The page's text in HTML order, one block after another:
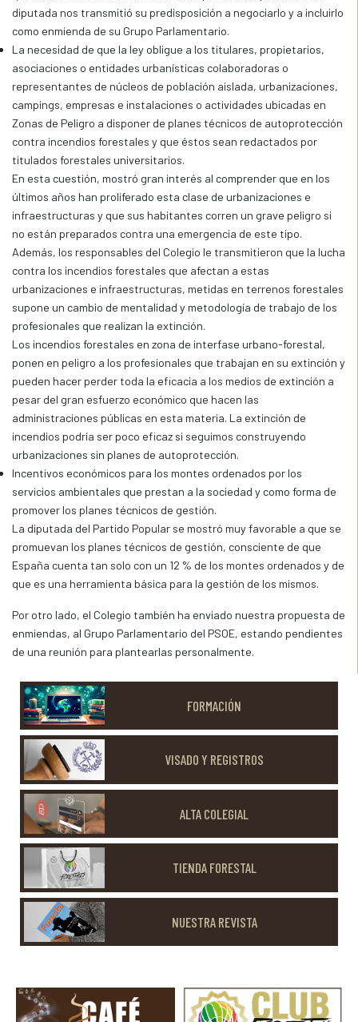
diputada nos transmitió su predisposición a negociarlo y a incluirlo
como enmienda de su Grupo Parlamentario.
La necesidad de que la ley obligue a los titulares, propietarios,
asociaciones o entidades urbanísticas colaboradoras o
representantes de núcleos de población aislada, urbanizaciones,
campings, empresas e instalaciones o actividades ubicadas en
Zonas de Peligro a disponer de planes técnicos de autoprotección
contra incendios forestales y que éstos sean redactados por
titulados forestales universitarios.
En esta cuestión, mostró gran interés al comprender que en los
últimos años han proliferado esta clase de urbanizaciones e
infraestructuras y que sus habitantes corren un grave peligro si
no están preparados contra una emergencia de este tipo.
Además, los responsables del Colegio le transmitieron que la lucha
contra los incendios forestales que afectan a estas
urbanizaciones e infraestructuras, metidas en terrenos forestales
supone un cambio de mentalidad y metodología de trabajo de los
profesionales que realizan la extinción.
Los incendios forestales en zona de interfase urbano-forestal,
ponen en peligro a los profesionales que trabajan en su extinción y
pueden hacer perder toda la eficacia a los medios de extinción a
pesar del gran esfuerzo económico que hacen las
administraciones públicas en esta materia. La extinción de
incendios podría ser poco eficaz si seguimos construyendo
urbanizaciones sin planes de autoprotección.
Incentivos económicos para los montes ordenados por los
servicios ambientales que prestan a la sociedad y como forma de
promover los planes técnicos de gestión.
La diputada del Partido Popular se mostró muy favorable a que se
promuevan los planes técnicos de gestión, consciente de que
España cuenta tan solo con un 12 % de los montes ordenados y de
que es una herramienta básica para la gestión de los mismos.
Por otro lado, el Colegio también ha enviado nuestra propuesta de
enmiendas, al Grupo Parlamentario del PSOE, estando pendientes
de una reunión para plantearlas personalmente.
FORMACIÓN
VISADO Y REGISTROS
ALTA COLEGIAL
TIENDA FORESTAL
NUESTRA REVISTA